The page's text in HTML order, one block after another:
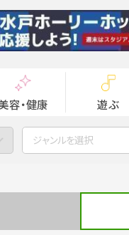
容・健康 遊ぶ
ジャンルを選択